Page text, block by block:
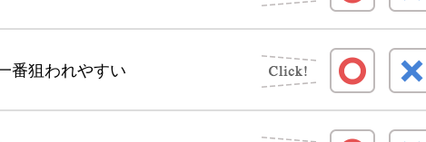
番狙われやすい